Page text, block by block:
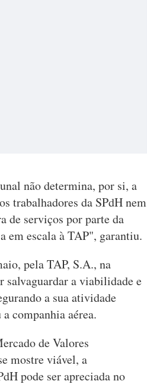
não determina, por si, a
trabalhadores da SPdH nem
de serviços por parte da
em escala à TAP", garantiu.
pela TAP, S.A., na
salvaguardar a viabilidade e
a sua atividade
companhia aérea.
de Valores
mostre viável, a
pode ser apreciada no